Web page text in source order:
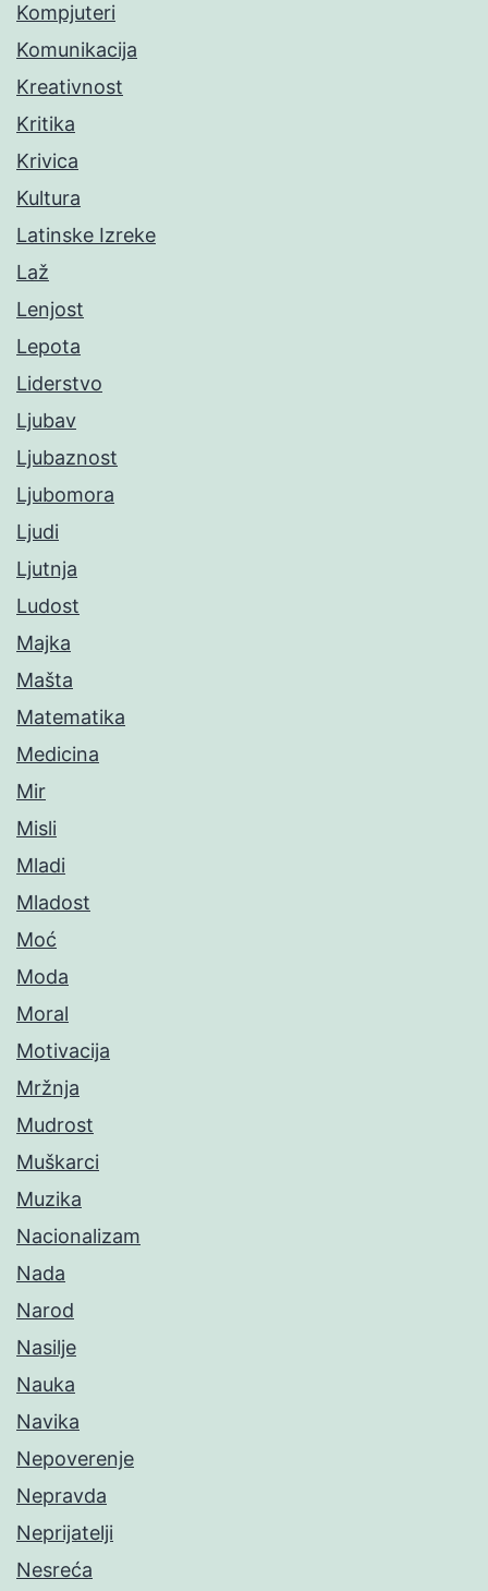
Kompjuteri
Komunikacija
Kreativnost
Kritika
Krivica
Kultura
Latinske Izreke
Laž
Lenjost
Lepota
Liderstvo
Ljubav
Ljubaznost
Ljubomora
Ljudi
Ljutnja
Ludost
Majka
Mašta
Matematika
Medicina
Mir
Misli
Mladi
Mladost
Moć
Moda
Moral
Motivacija
Mržnja
Mudrost
Muškarci
Muzika
Nacionalizam
Nada
Narod
Nasilje
Nauka
Navika
Nepoverenje
Nepravda
Neprijatelji
Nesreća